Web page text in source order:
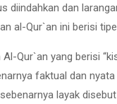
diindahkan dan
al-Qur`an ini berisi
Qur`an yang berisi
faktual dan
layak